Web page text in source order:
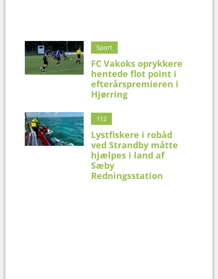
Sport
FC Vakoks oprykkere
hentede flot point i
efterårspremieren i
Hjørring
112
Lystfiskere i robåd
ved Strandby måtte
hjælpes i land af
Sæby
Redningsstation